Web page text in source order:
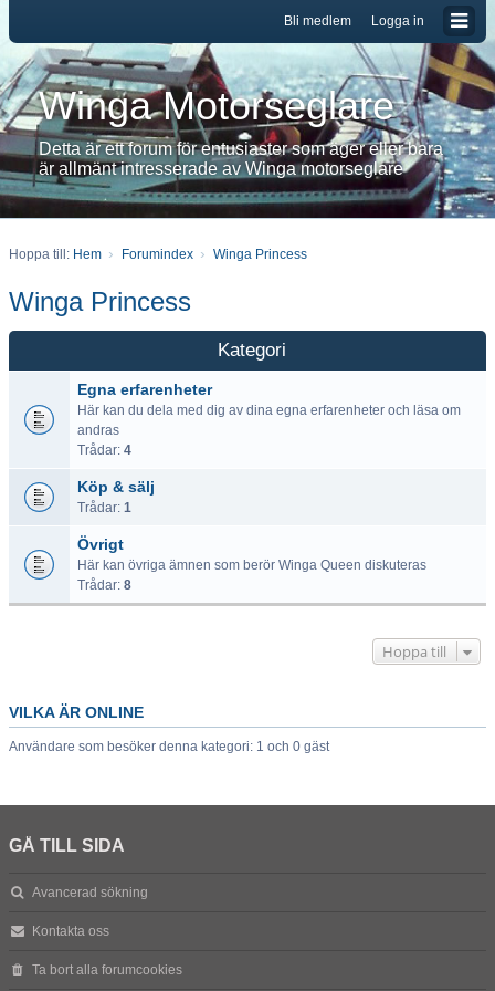
Logga in
Bli medlem
Winga Motorseglare
Detta är ett forum för entusiaster som äger eller bara
är allmänt intresserade av Winga motorseglare
Hoppa till: Hem Forumindex Winga Princess
Winga Princess
Kategori
Egna erfarenheter
Här kan du dela med dig av dina egna erfarenheter och läsa om
andras
Trådar: 4
Köp & sälj
Trådar: 1
Övrigt
Här kan övriga ämnen som berör Winga Queen diskuteras
Trådar: 8
Hoppa till
VILKA ÄR ONLINE
Användare som besöker denna kategori: 1 och 0 gäst
GÅ TILL SIDA
Avancerad sökning
Kontakta oss
Ta bort alla forumcookies